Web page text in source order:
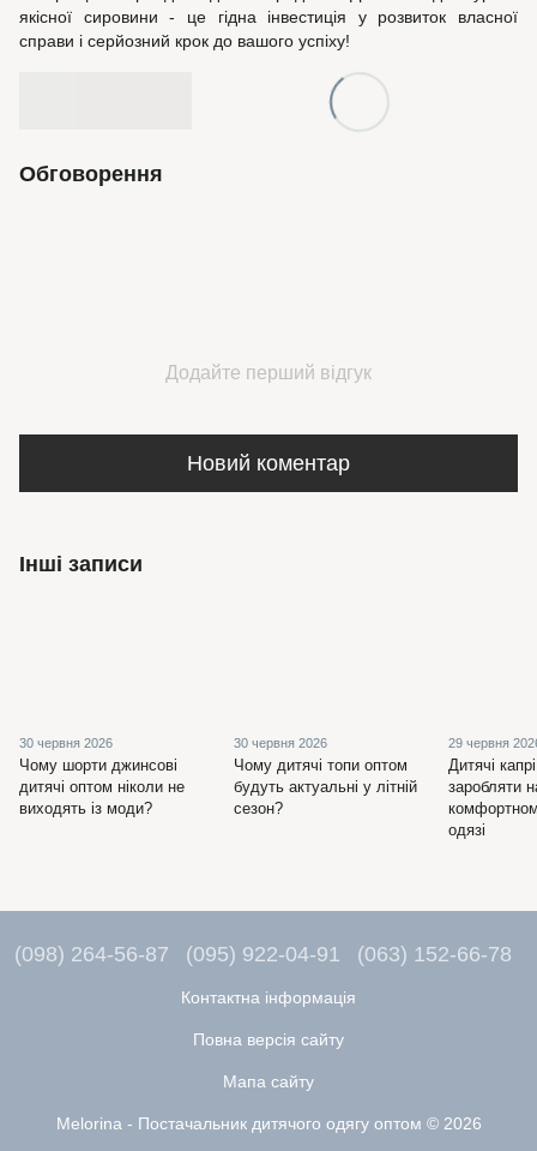
якісної сировини - це гідна інвестиція у розвиток власної
справи і серйозний крок до вашого успіху!
Обговорення
Додайте перший відгук
Новий коментар
Інші записи
30 червня 2026
Чому шорти джинсові
дитячі оптом ніколи не
виходять із моди?
30 червня 2026
Чому дитячі топи оптом
будуть актуальні у літній
сезон?
29 червня
Дитячі
заробляти
одязі
(098) 264-56-87 (095) 922-04-91 (063) 152-66-78
Контактна інформація
Повна версія сайту
Мапа сайту
Melorina - Постачальник дитячого одягу оптом © 2026